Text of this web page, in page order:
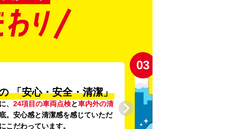
「安心・安全・清潔」
、 24項目の車両点検と車内外の清
。安心感と清潔感を感じていただ
こだわっています。
03